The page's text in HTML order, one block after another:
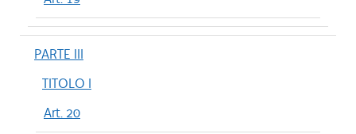
PARTE III
TITOLO I
Art. 20